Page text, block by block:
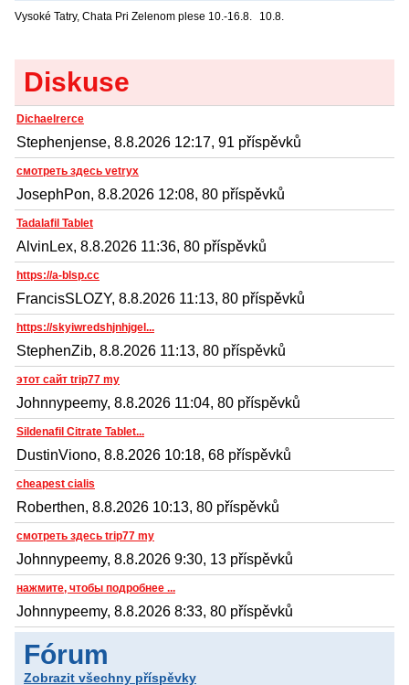
Vysoké Tatry, Chata Pri Zelenom plese 10.-16.8. 10.8.
Diskuse
Dichaelrerce
Stephenjense, 8.8.2026 12:17, 91 příspěvků
смотреть здесь vetryx
JosephPon, 8.8.2026 12:08, 80 příspěvků
Tadalafil Tablet
AlvinLex, 8.8.2026 11:36, 80 příspěvků
https://a-blsp.cc
FrancisSLOZY, 8.8.2026 11:13, 80 příspěvků
https://skyiwredshjnhjgel...
StephenZib, 8.8.2026 11:13, 80 příspěvků
этот сайт trip77 my
Johnnypeemy, 8.8.2026 11:04, 80 příspěvků
Sildenafil Citrate Tablet...
DustinViono, 8.8.2026 10:18, 68 příspěvků
cheapest cialis
Roberthen, 8.8.2026 10:13, 80 příspěvků
смотреть здесь trip77 my
Johnnypeemy, 8.8.2026 9:30, 13 příspěvků
нажмите, чтобы подробнее ...
Johnnypeemy, 8.8.2026 8:33, 80 příspěvků
Fórum
Zobrazit všechny příspěvky